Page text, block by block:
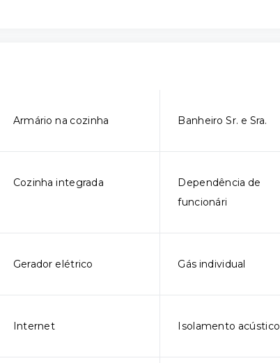
Armário na cozinha Banheiro Sr. e Sra.
Cozinha integrada
Dependência de
funcionári
Gerador elétrico Gás individual
Internet Isolamento acústico